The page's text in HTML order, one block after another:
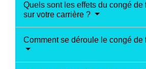
Quels sont les effets du congé de
sur votre carrière ?
Comment se déroule le congé de